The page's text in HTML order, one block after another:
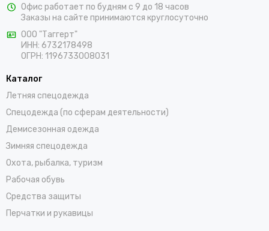
жилеты, сезонные костюмы, брюки и прочие составляющие
униформы в ярких заметных цветах. Доставка покупок,
которые оформляются на сайте, осуществляется по
Карачаевску и остальным населенным пунктам России.
Офис работает по будням с 9 до 18 часов
Заказы на сайте принимаются круглосуточно
ООО "Таггерт"
ИНН: 6732178498
ОГРН: 1196733008031
Каталог
Летняя спецодежда
Спецодежда (по сферам деятельности)
Демисезонная одежда
Зимняя спецодежда
Охота, рыбалка, туризм
Рабочая обувь
Средства защиты
Перчатки и рукавицы